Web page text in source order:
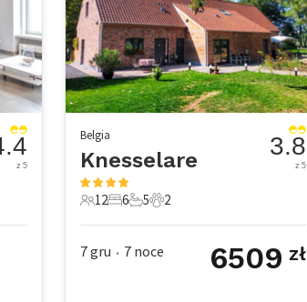
z 5
Belgia
Knesselare
12 Goście
12
6 Sypialnie
6
5 Łazienki
5
2 Zwierzęta domowe
2
3.8
z 5
7 gru • 7 noce 6509 zł